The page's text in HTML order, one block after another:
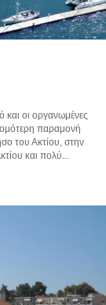
και οι οργανωμένες
παραμονή
του Ακτίου, στην
και πολύ...